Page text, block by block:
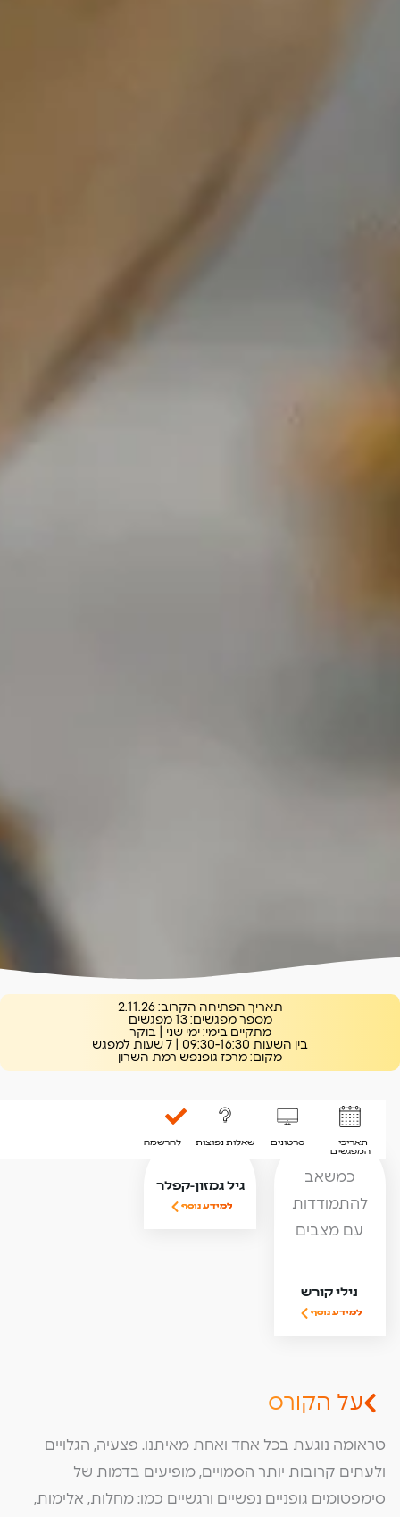
תאריך הפתיחה הקרוב: 2.11.26
מספר מפגשים: 13 מפגשים
מתקיים בימי: ימי שני | בוקר
בין השעות
מקום: מרכז גופנפש רמת השרון
בהנחיית
נילי קורש
למידע נוסף
גיל גמזון-קפלר
למידע נוסף
תאריכי
המפגשים
סרטונים שאלות נפוצות להרשמה
על הקורס
טראומה נוגעת בכל אחד ואחת מאיתנו. פצעיה, הגלויים
ולעתים קרובות יותר הסמויים, מופיעים בדמות של
סימפטומים גופניים נפשיים ורגשיים כמו: מחלות, אלימות,